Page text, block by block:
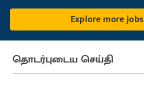
Explore more jobs
தொடர்புடைய செய்தி